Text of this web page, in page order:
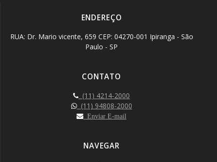
ENDEREÇO
RUA: Dr. Mario vicente, 659 CEP: 04270-001 Ipiranga - São
Paulo - SP
CONTATO
(11) 4214-2000
(11) 94808-2000
Enviar E-mail
NAVEGAR